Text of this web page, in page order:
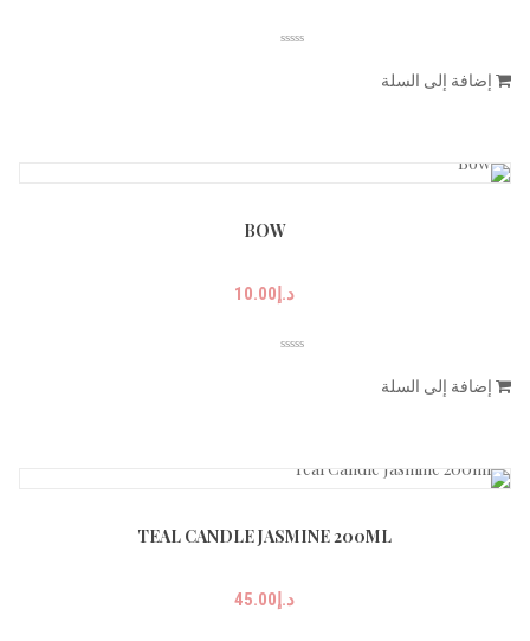
إضافة إلى السلة
BOW
د.إ10.00
إضافة إلى السلة
TEAL CANDLE JASMINE 200ML
د.إ45.00